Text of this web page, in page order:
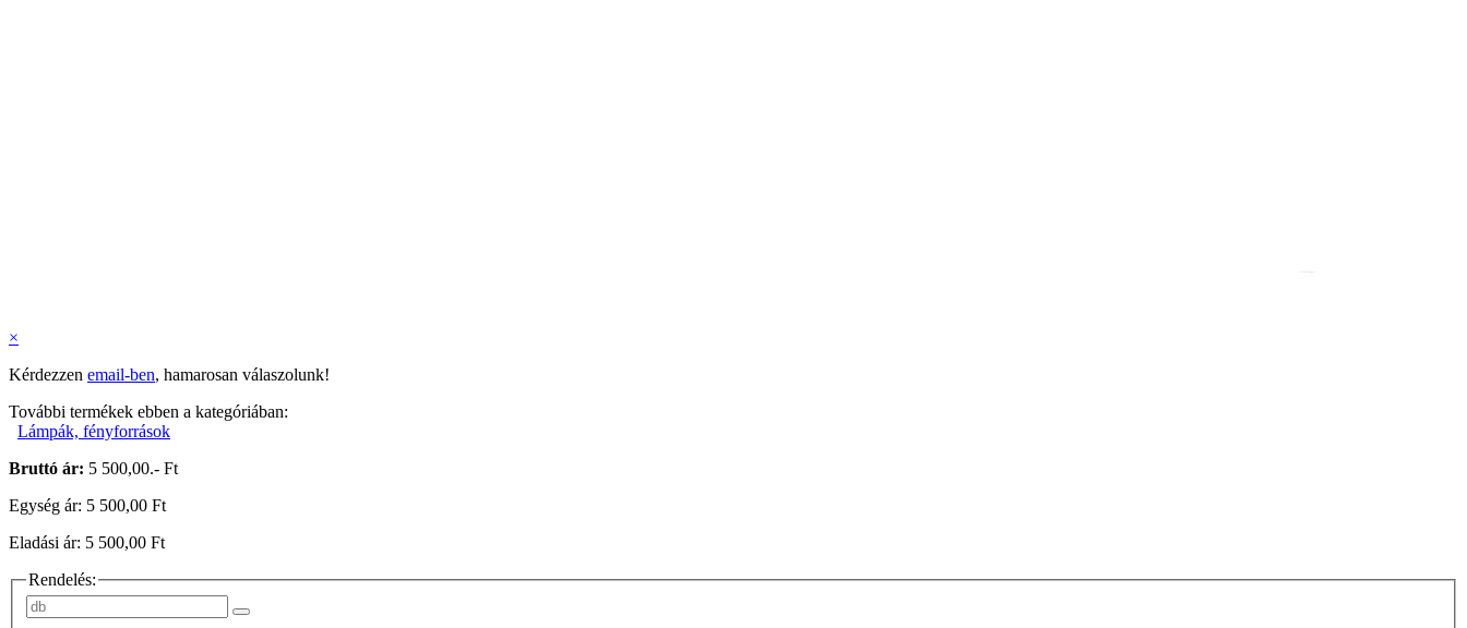
×
Kérdezzen email-ben, hamarosan válaszolunk!
További termékek ebben a kategóriában:
Lámpák, fényforrások
Bruttó ár: 5 500,00.- Ft
Egység ár: 5 500,00 Ft
Eladási ár: 5 500,00 Ft
Rendelés: